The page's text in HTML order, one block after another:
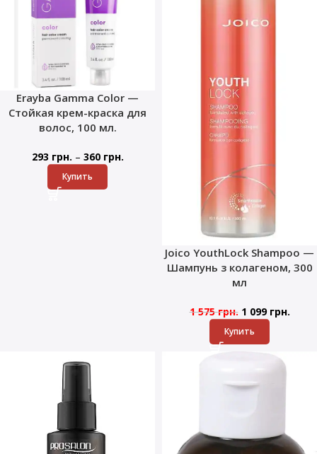
Erayba Gamma Color —
Стойкая крем-краска для
волос, 100 мл.
293 грн. – 360 грн.
Купить
Joico YouthLock Shampoo —
Шампунь з колагеном, 300
мл
1 575грн. 1 099 грн.
Купить